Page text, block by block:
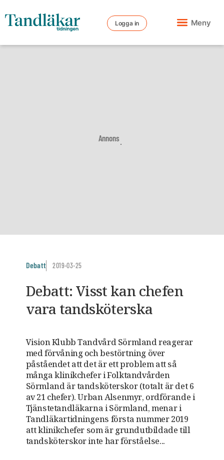
Logga in Meny
Annons
Debatt 2019-03-25
Debatt: Visst kan chefen
vara tandsköterska
Vision Klubb Tandvård Sörmland reagerar
med förvåning och bestörtning över
påståendet att det är ett problem att så
många klinikchefer i Folktandvården
Sörmland är tandsköterskor (totalt är det 6
av 21 chefer). Urban Alsenmyr, ordförande i
Tjänstetandläkarna i Sörmland, menar i
Tandläkartidningens första nummer 2019
att klinikchefer som är grundutbildade till
tandsköterskor inte har förståelse...